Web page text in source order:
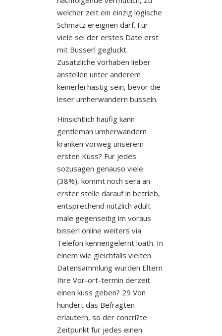
welcher zeit ein einzig logische
Schmatz ereignen darf. Fur
viele sei der erstes Date erst
mit Busserl gegluckt.
Zusatzliche vorhaben lieber
anstellen unter anderem
keinerlei hastig sein, bevor die
leser umherwandern busseln.
Hinsichtlich haufig kann
gentleman umherwandern
kranken vorweg unserem
ersten Kuss? Fur jedes
sozusagen genauso viele
(38%), kommt noch sera an
erster stelle darauf in betrieb,
entsprechend nutzlich adult
male gegenseitig im voraus
bisserl online weiters via
Telefon kennengelernt loath. In
einem wie gleichfalls vielten
Datensammlung wurden Eltern
Ihre Vor-ort-termin derzeit
einen kuss geben? 29 Von
hundert das Befragten
erlautern, so der concri?te
Zeitpunkt fur jedes einen